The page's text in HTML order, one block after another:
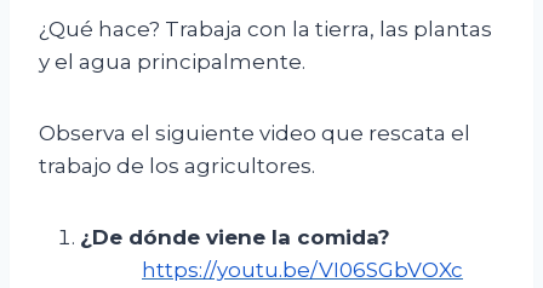
¿Qué hace? Trabaja con la tierra, las plantas
y el agua principalmente.
Observa el siguiente video que rescata el
trabajo de los agricultores.
¿De dónde viene la comida?
https://youtu.be/VI06SGbVOXc